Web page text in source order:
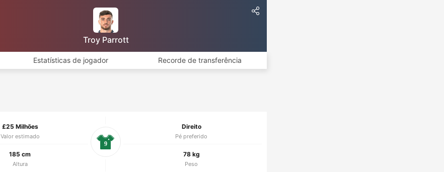
Troy Parrott
Estatísticas de jogador Recorde de transferência
£25 Milhões
Valor estimado
Direito
Pé preferido
185 cm
Altura
78 kg
Peso
9